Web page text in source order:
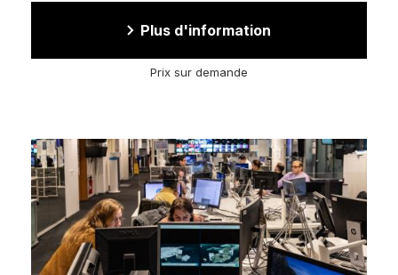
Plus d'information
Prix sur demande
Image
d'illustration